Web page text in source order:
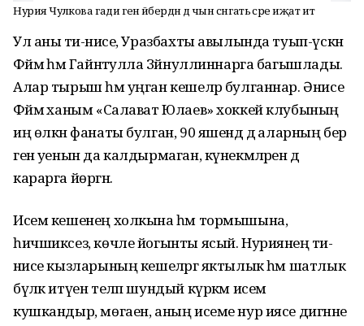
Нурия Чулкова гади генә әйбердән дә чын сәнгать әсәре иҗат итә
Ул аны әти-әнисе, Уразбахты авылында туып-үскән
Фәймә һәм Гайнәтулла Зәйнуллиннарга багышлады.
Алар тырыш һәм уңган кешеләр булганнар. Әнисе
Фәймә ханым «Салават Юлаев» хоккей клубының
иң өлкән фанаты булган, 90 яшендә дә аларның бер
генә уенын да калдырмаган, күнекмәләрен дә
карарга йөргән.
Исем кешенең холкына һәм тормышына,
һичшиксез, көчле йогынты ясый. Нуриянең әти-
әнисе кызларының кешеләргә яктылык һәм шатлык
бүләк итүен теләп шундый күркәм исем
кушкандыр, мөгаен, аның исеме нур иясе дигәнне